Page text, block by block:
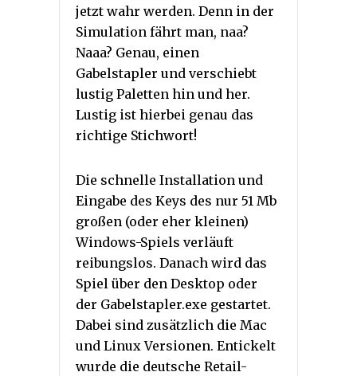
jetzt wahr werden. Denn in der
Simulation fährt man, naa?
Naaa? Genau, einen
Gabelstapler und verschiebt
lustig Paletten hin und her.
Lustig ist hierbei genau das
richtige Stichwort!
Die schnelle Installation und
Eingabe des Keys des nur 51 Mb
großen (oder eher kleinen)
Windows-Spiels verläuft
reibungslos. Danach wird das
Spiel über den Desktop oder
der Gabelstapler.exe gestartet.
Dabei sind zusätzlich die Mac
und Linux Versionen. Entickelt
wurde die deutsche Retail-